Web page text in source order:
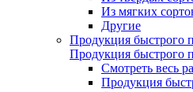
Из мягких
Другие
Продукция быстрого
Продукция быстрого
Смотреть весь
Продукция